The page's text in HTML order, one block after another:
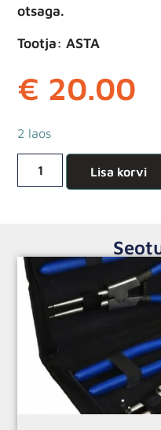
otsaga.
Tootja: ASTA
€ 20.00
2 laos
Lisa korvi